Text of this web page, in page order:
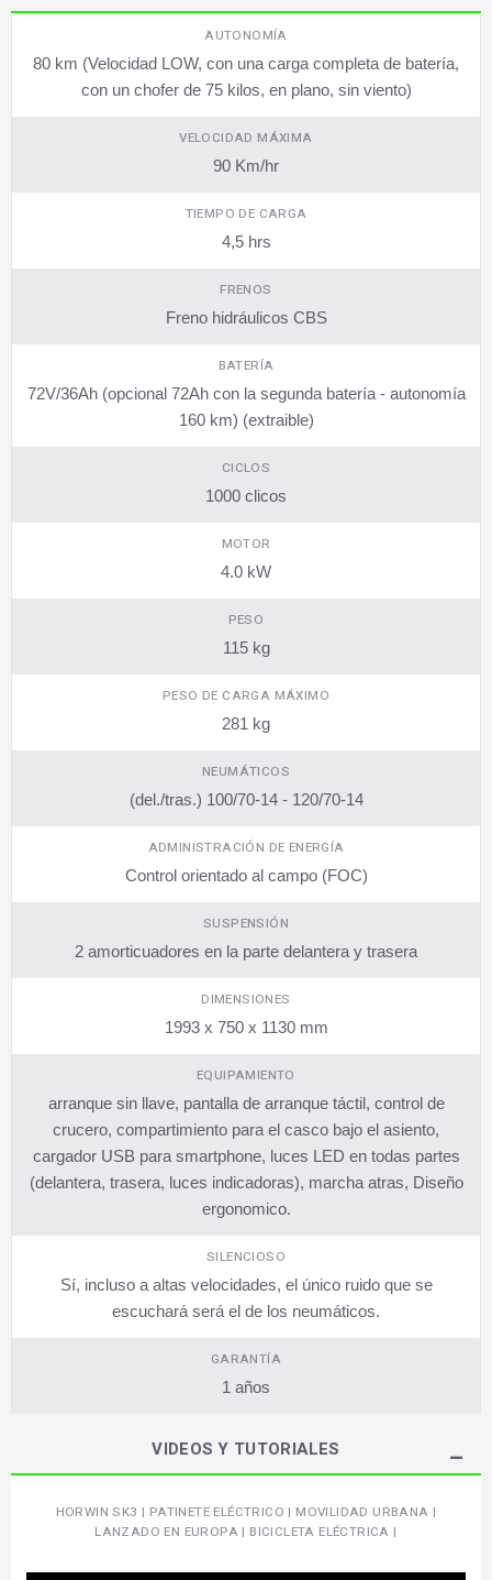
AUTONOMÍA
80 km (Velocidad LOW, con una carga completa de batería,
con un chofer de 75 kilos, en plano, sin viento)
VELOCIDAD MÁXIMA
90 Km/hr
TIEMPO DE CARGA
4,5 hrs
FRENOS
Freno hidráulicos CBS
BATERÍA
72V/36Ah (opcional 72Ah con la segunda batería - autonomía
160 km) (extraible)
CICLOS
1000 clicos
MOTOR
4.0 kW
PESO
115 kg
PESO DE CARGA MÁXIMO
281 kg
NEUMÁTICOS
(del./tras.) 100/70-14 - 120/70-14
ADMINISTRACIÓN DE ENERGÍA
Control orientado al campo (FOC)
SUSPENSIÓN
2 amorticuadores en la parte delantera y trasera
DIMENSIONES
1993 x 750 x 1130 mm
EQUIPAMIENTO
arranque sin llave, pantalla de arranque táctil, control de
crucero, compartimiento para el casco bajo el asiento,
cargador USB para smartphone, luces LED en todas partes
(delantera, trasera, luces indicadoras), marcha atras, Diseño
ergonomico.
SILENCIOSO
Sí, incluso a altas velocidades, el único ruido que se
escuchará será el de los neumáticos.
GARANTÍA
1 años
VIDEOS Y TUTORIALES
HORWIN SK3 | PATINETE ELÉCTRICO | MOVILIDAD URBANA |
LANZADO EN EUROPA | BICICLETA ELÉCTRICA |